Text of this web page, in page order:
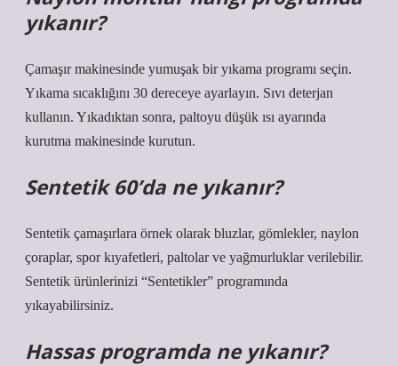
yıkanır?
Çamaşır makinesinde yumuşak bir yıkama programı seçin.
Yıkama sıcaklığını 30 dereceye ayarlayın. Sıvı deterjan
kullanın. Yıkadıktan sonra, paltoyu düşük ısı ayarında
kurutma makinesinde kurutun.
Sentetik 60’da ne yıkanır?
Sentetik çamaşırlara örnek olarak bluzlar, gömlekler, naylon
çoraplar, spor kıyafetleri, paltolar ve yağmurluklar verilebilir.
Sentetik ürünlerinizi “Sentetikler” programında
yıkayabilirsiniz.
Hassas programda ne yıkanır?